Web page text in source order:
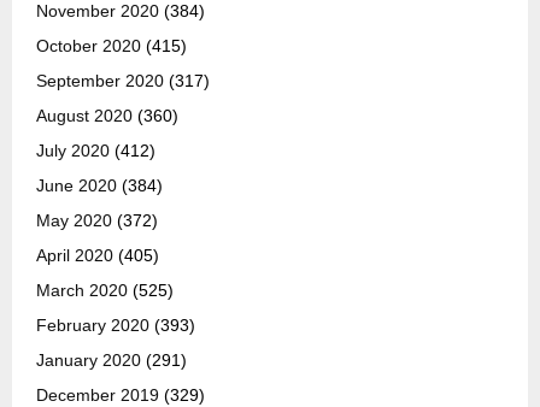
November 2020 (384)
October 2020 (415)
September 2020 (317)
August 2020 (360)
July 2020 (412)
June 2020 (384)
May 2020 (372)
April 2020 (405)
March 2020 (525)
February 2020 (393)
January 2020 (291)
December 2019 (329)